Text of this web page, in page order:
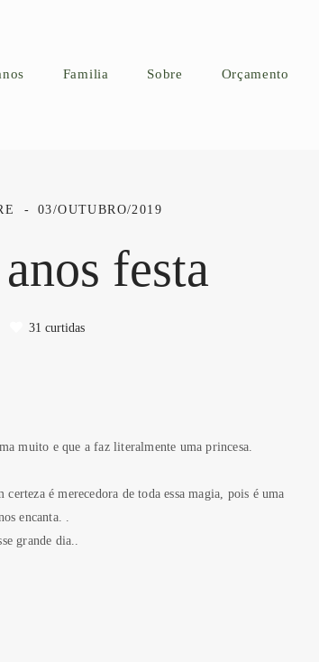
Familia Sobre Orçamento
03/OUTUBRO/2019
festa
31 curtidas
muito e que a faz literalmente uma princesa.
é merecedora de toda essa magia, pois é uma
encanta. .
grande dia..